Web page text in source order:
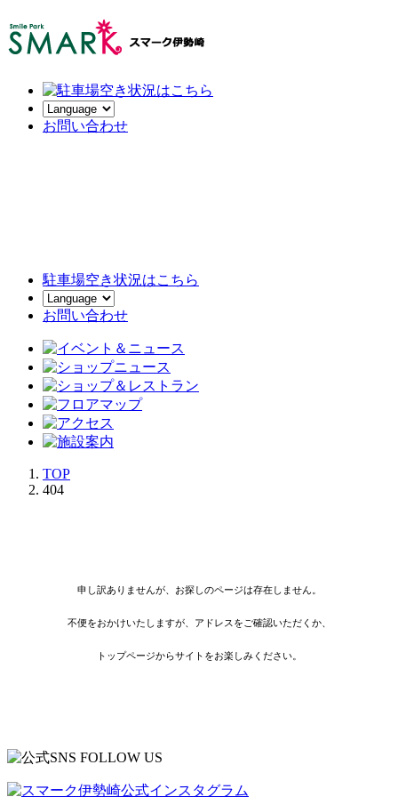
お問い合わせ
駐車場空き状況はこちら
お問い合わせ
TOP
404
申し訳ありませんが、お探しのページは存在しません。
不便をおかけいたしますが、アドレスをご確認いただくか、
トップページからサイトをお楽しみください。